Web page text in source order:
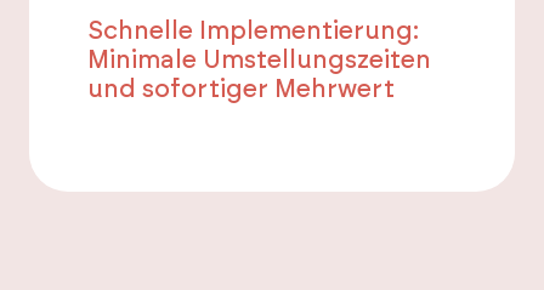
Schnelle Implementierung:
Minimale Umstellungszeiten
und sofortiger Mehrwert